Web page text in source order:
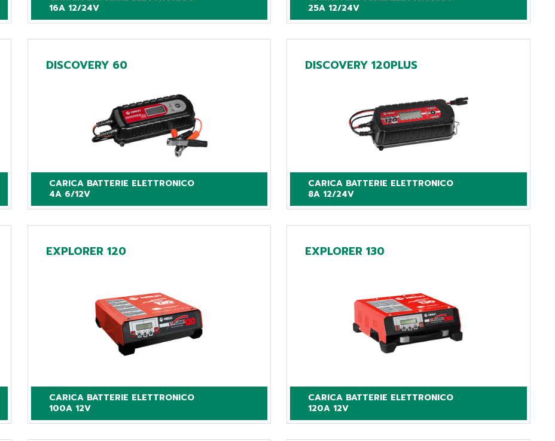
16A 12/24V
25A 12/24V
DISCOVERY 60
CARICA BATTERIE ELETTRONICO
4A 6/12V
DISCOVERY 120PLUS
CARICA BATTERIE ELETTRONICO
8A 12/24V
EXPLORER 120
CARICA BATTERIE ELETTRONICO
100A 12V
EXPLORER 130
CARICA BATTERIE ELETTRONICO
120A 12V